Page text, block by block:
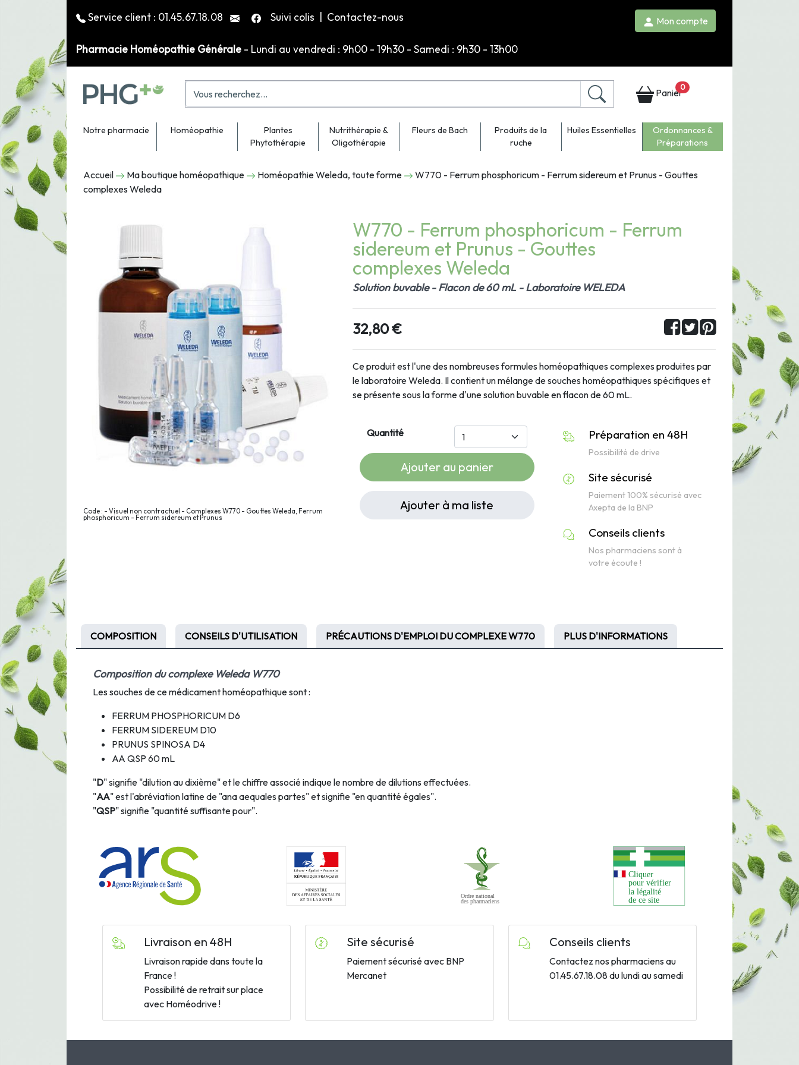
Service client : 01.45.67.18.08 Suivi colis Contactez-nous Mon compte
Pharmacie Homéopathie Générale - Lundi au vendredi : 9h00 - 19h30 - Samedi : 9h30 - 13h00
Panier0
Notre pharmacie Homéopathie
Plantes
Phytothérapie
Nutrithérapie &
Oligothérapie
Fleurs de Bach
Produits de la
ruche
Huiles Essentielles
Ordonnances &
Préparations
Accueil Ma boutique homéopathique Homéopathie Weleda, toute forme
W770 - Ferrum phosphoricum - Ferrum sidereum et Prunus - Gouttes
complexes Weleda
Code : - Visuel non contractuel - Complexes W770 - Gouttes Weleda, Ferrum
phosphoricum - Ferrum sidereum et Prunus
W770 - Ferrum phosphoricum - Ferrum
sidereum et Prunus - Gouttes
complexes Weleda
Solution buvable - Flacon de 60 mL - Laboratoire WELEDA
32,80 €
Ce produit est l'une des nombreuses formules homéopathiques complexes produites par
le laboratoire Weleda. Il contient un mélange de souches homéopathiques spécifiques et
se présente sous la forme d'une solution buvable en flacon de 60 mL.
Quantité
Ajouter au panier
Ajouter à ma liste
Préparation en 48H
Possibilité de drive
Site sécurisé
Paiement 100% sécurisé avec
Axepta de la BNP
Conseils clients
Nos pharmaciens sont à
votre écoute !
COMPOSITION CONSEILS D'UTILISATION PRÉCAUTIONS D'EMPLOI DU COMPLEXE W770 PLUS D'INFORMATIONS
Composition du complexe Weleda W770
Les souches de ce médicament homéopathique sont :
FERRUM PHOSPHORICUM D6
FERRUM SIDEREUM D10
PRUNUS SPINOSA D4
AA QSP 60 mL
"D" signifie "dilution au dixième" et le chiffre associé indique le nombre de dilutions effectuées.
"AA" est l'abréviation latine de "ana aequales partes" et signifie "en quantité égales".
"QSP" signifie "quantité suffisante pour".
Livraison en 48H
Livraison rapide dans toute la
France !
Possibilité de retrait sur place
avec Homéodrive !
Site sécurisé
Paiement sécurisé avec BNP
Mercanet
Conseils clients
Contactez nos pharmaciens au
01.45.67.18.08 du lundi au samedi